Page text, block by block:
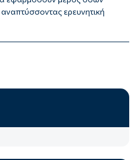
αναπτύσσοντας ερευνητική